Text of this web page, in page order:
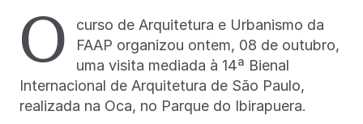
O
curso de Arquitetura e Urbanismo da
FAAP organizou ontem, 08 de outubro,
uma visita mediada à 14ª Bienal
Internacional de Arquitetura de São Paulo,
realizada na Oca, no Parque do Ibirapuera.